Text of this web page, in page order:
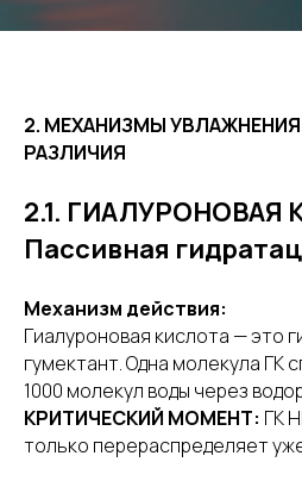
2. МЕХАНИЗМЫ
РАЗЛИЧИЯ
2.1. ГИАЛУРОНОВАЯ
Пассивная
Механизм действия:
Гиалуроновая кислота — это
гумектант. Одна молекула ГК
1000 молекул воды через
КРИТИЧЕСКИЙ МОМЕНТ: ГК
только перераспределяет